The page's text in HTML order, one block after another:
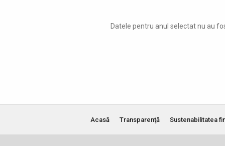
Datele pentru anul selectat nu au
Acasă Transparenţă Sustenabilitatea